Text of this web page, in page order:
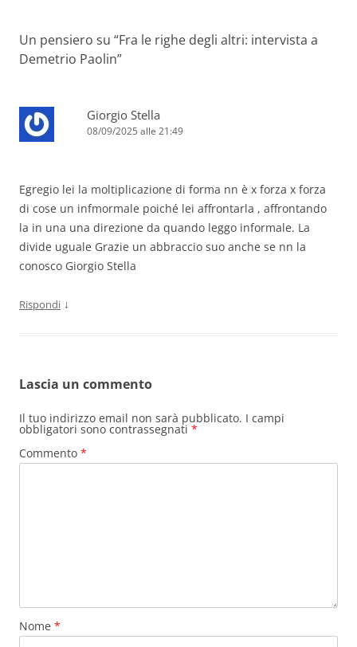
Un pensiero su “Fra le righe degli altri: intervista a
Demetrio Paolin”
Giorgio Stella
08/09/2025 alle 21:49
Egregio lei la moltiplicazione di forma nn è x forza x forza
di cose un infmormale poiché lei affrontarla , affrontando
la in una una direzione da quando leggo informale. La
divide uguale Grazie un abbraccio suo anche se nn la
conosco Giorgio Stella
Rispondi ↓
Lascia un commento
Il tuo indirizzo email non sarà pubblicato. I campi
obbligatori sono contrassegnati *
Commento *
Nome *